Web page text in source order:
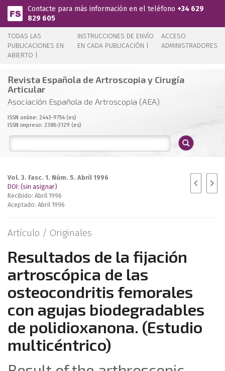
Pasar al contenido principal
Contacte para más información en el teléfono +34 629
829 605
TODAS LAS
PUBLICACIONES EN
ABIERTO |
INSTRUCCIONES DE ENVÍO
EN CADA PUBLICACIÓN |
ACCESO
ADMINISTRADORES
Revista Española de Artroscopia y Cirugía
Articular
Asociación Española de Artroscopia (AEA)
ISSN online: 2443-9754 (es)
ISSN impreso: 2386-3129 (es)
Vol. 3. Fasc. 1. Núm. 5. Abril 1996
DOI: (sin asignar)
Recibido: Abril 1996
Aceptado: Abril 1996
Artículo / Originales
Resultados de la fijación
artroscópica de las
osteocondritis femorales
con agujas biodegradables
de polidioxanona. (Estudio
multicéntrico)